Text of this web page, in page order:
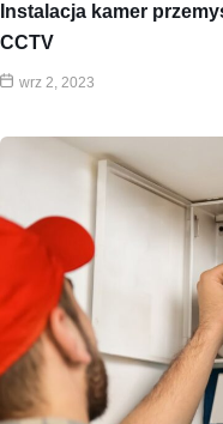
Instalacja kamer
CCTV
wrz 2, 2023